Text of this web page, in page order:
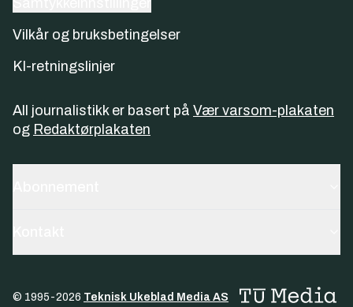
Vilkår og bruksbetingelser
KI-retningslinjer
All journalistikk er basert på Vær varsom-plakaten
og Redaktørplakaten
© 1995-2026 Teknisk Ukeblad Media AS